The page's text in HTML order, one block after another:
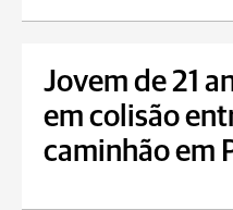
Jovem de 21
em colisão
caminhão em